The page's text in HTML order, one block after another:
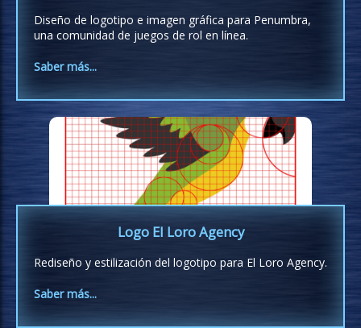
Diseño de logotipo e imagen gráfica para Penumbra,
una comunidad de juegos de rol en línea.
Saber más...
Logo El Loro Agency
Rediseño y estilización del logotipo para El Loro Agency.
Saber más...